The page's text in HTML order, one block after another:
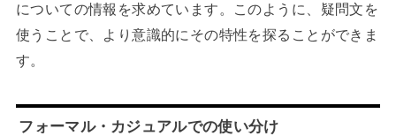
についての情報を求めています。このように、疑問文を
使うことで、より意識的にその特性を探ることができま
す。
フォーマル・カジュアルでの使い分け